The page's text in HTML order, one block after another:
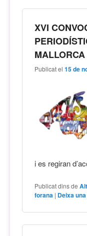
XVI
MALLORCA
Publicat el15 de
i es regiran
Publicat dins de
forana | Deixa